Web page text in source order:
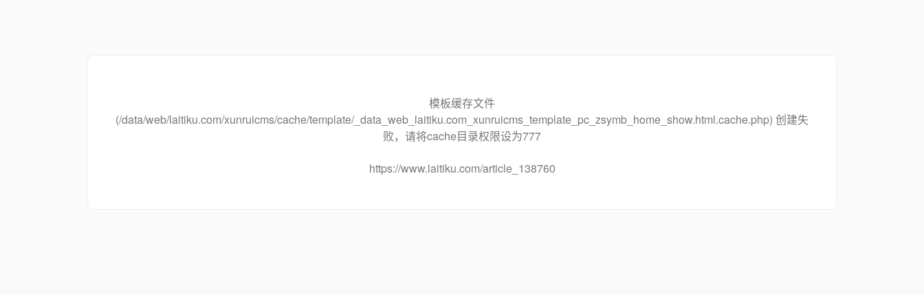
模板缓存文件
(/data/web/laitiku.com/xunruicms/cache/template/_data_web_laitiku.com_xunruicms_template_pc_zsymb_home_show.html.cache.php) 创建失
败，请将cache目录权限设为777
https://www.laitiku.com/article_138760